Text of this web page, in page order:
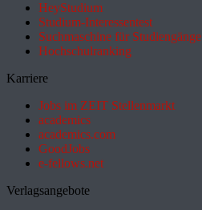
HeyStudium
Studium-Interessentest
Suchmaschine für Studiengänge
Hochschulranking
Karriere
Jobs im ZEIT Stellenmarkt
academics
academics.com
GoodJobs
e-fellows.net
Verlagsangebote